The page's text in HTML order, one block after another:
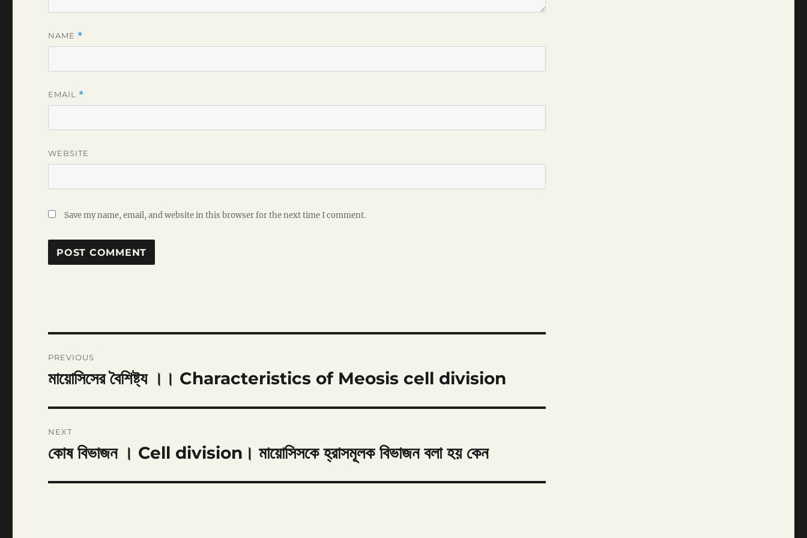
NAME *
EMAIL *
WEBSITE
Save my name, email, and website in this browser for the next time I comment.
navigation
PREVIOUS
Previous
মায়োসিসের বৈশিষ্ট্য ।। Characteristics of Meosis cell division
NEXT
Next
কোষ বিভাজন । Cell division। মায়োসিসকে হ্রাসমূলক বিভাজন বলা হয় কেন